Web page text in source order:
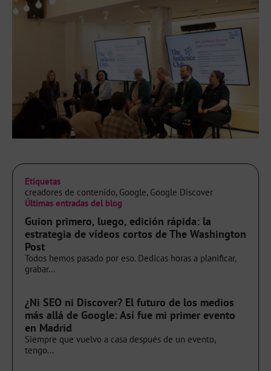
Etiquetas
creadores de contenido, Google, Google Discover
Últimas entradas del blog
Guion primero, luego, edición rápida: la
estrategia de vídeos cortos de The Washington
Post
Todos hemos pasado por eso. Dedicas horas a planificar,
grabar...
¿Ni SEO ni Discover? El futuro de los medios
más allá de Google: Así fue mi primer evento
en Madrid
Siempre que vuelvo a casa después de un evento,
tengo...